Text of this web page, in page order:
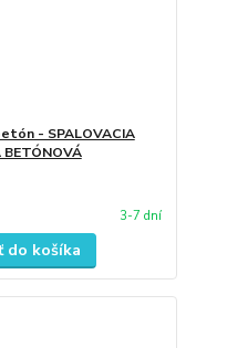
- SPALOVACIA
BETÓNOVÁ
3-7 dní
do košíka